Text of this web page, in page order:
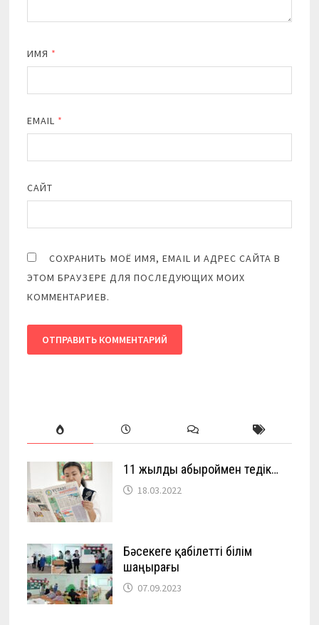
ИМЯ *
EMAIL *
САЙТ
СОХРАНИТЬ МОЁ ИМЯ, EMAIL И АДРЕС САЙТА В
ЭТОМ БРАУЗЕРЕ ДЛЯ ПОСЛЕДУЮЩИХ МОИХ
КОММЕНТАРИЕВ.
11 жылды абыроймен өтедік…
18.03.2022
Бәсекеге қабілетті білім
шаңырағы
07.09.2023